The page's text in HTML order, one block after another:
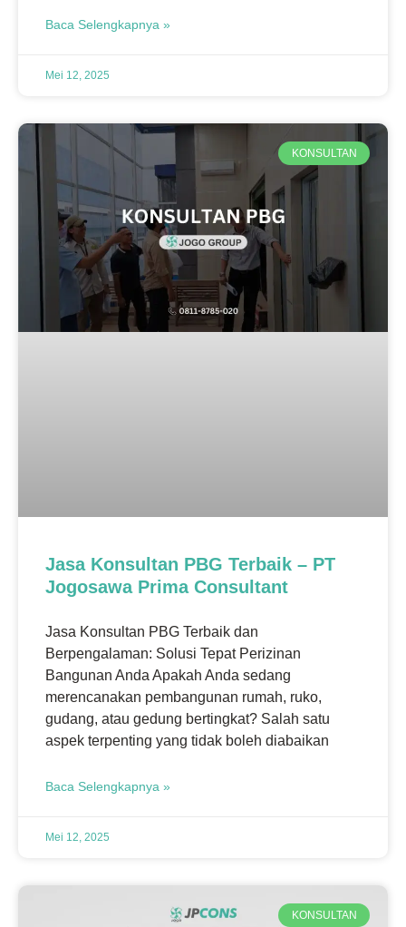
Baca Selengkapnya »
Mei 12, 2025
KONSULTAN
Jasa Konsultan PBG Terbaik – PT
Jogosawa Prima Consultant
Jasa Konsultan PBG Terbaik dan
Berpengalaman: Solusi Tepat Perizinan
Bangunan Anda Apakah Anda sedang
merencanakan pembangunan rumah, ruko,
gudang, atau gedung bertingkat? Salah satu
aspek terpenting yang tidak boleh diabaikan
Baca Selengkapnya »
Mei 12, 2025
KONSULTAN